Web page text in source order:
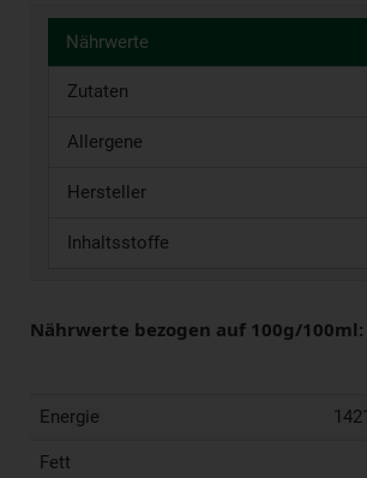
Nährwerte
Zutaten
Allergene
Hersteller
Inhaltsstoffe
Nährwerte bezogen auf 100g/100ml:
Energie
Fett